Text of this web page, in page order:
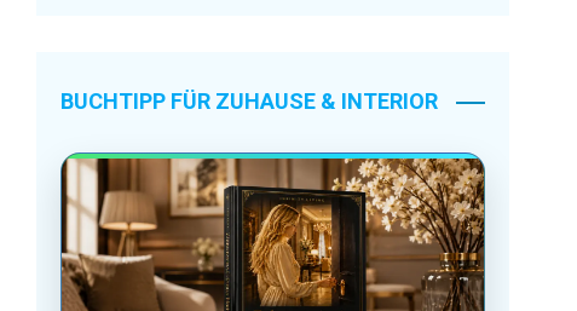
BUCHTIPP FÜR ZUHAUSE & INTERIOR